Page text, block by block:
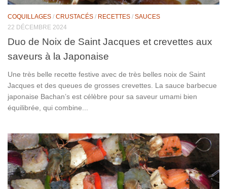
COQUILLAGES / CRUSTACÉS / RECETTES / SAUCES
22 DÉCEMBRE 2024
Duo de Noix de Saint Jacques et crevettes aux
saveurs à la Japonaise
Une très belle recette festive avec de très belles noix de Saint
Jacques et des queues de grosses crevettes. La sauce barbecue
japonaise Bachan’s est célèbre pour sa saveur umami bien
équilibrée, qui combine...